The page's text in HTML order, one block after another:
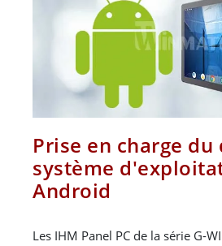
Prise en charge
système
Android
Les IHM Panel PC de la série G-